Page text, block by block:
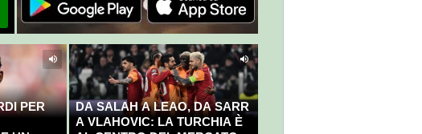
PER
DA SALAH A LEAO, DA SARR
A VLAHOVIC: LA TURCHIA È